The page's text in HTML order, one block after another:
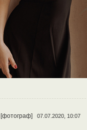
[фотограф] 07.07.2020, 10:07